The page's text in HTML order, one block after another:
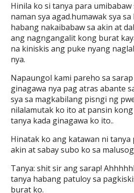
Hinila ko si tanya para
naman sya agad.humawak sya
habang nakaibabaw sa akin at
ang nagngangalit kong burat
na kiniskis ang puke nyang
nya.
Napaungol kami pareho sa
ginagawa nya pag atras abante
sya sa magkabilang pisngi ng
nilalamutak ko ito at pansin
tanya kada ginagawa ko ito..
Hinatak ko ang katawan ni tanya
akin at sabay subo ko sa
Tanya: shit sir ang sarap!
tanya habang patuloy sa
burat ko.